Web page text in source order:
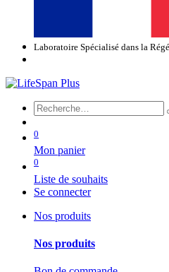
Laboratoire Spécialisé dans la
0
Mon panier
0
Liste de souhaits
Se connecter
Nos produits
Nos produits